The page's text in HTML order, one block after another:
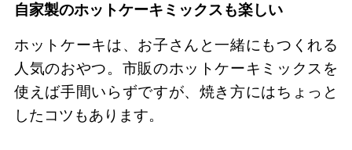
自家製のホットケーキミックスも楽しい
ホットケーキは、お子さんと一緒にもつくれる
人気のおやつ。市販のホットケーキミックスを
使えば手間いらずですが、焼き方にはちょっと
したコツもあります。